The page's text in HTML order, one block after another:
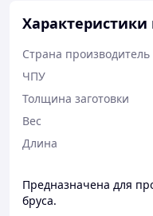
Страна производитель
ЧПУ
Толщина заготовки
Вес
Длина
Предназначена для
бруса.